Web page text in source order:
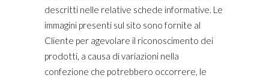
descritti nelle relative schede informative. Le
immagini presenti sul sito sono fornite al
Cliente per agevolare il riconoscimento dei
prodotti, a causa di variazioni nella
confezione che potrebbero occorrere, le